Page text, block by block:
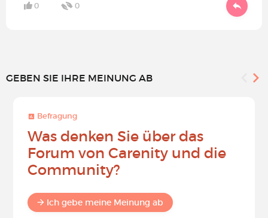
0 0
GEBEN SIE IHRE MEINUNG AB
Befragung
Was denken Sie über das
Forum von Carenity und die
Community?
Ich gebe meine Meinung ab